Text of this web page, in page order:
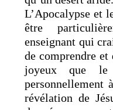
L’Apocalypse et
être
enseignant qui
de comprendre et
joyeux que le
personnellement
révélation de